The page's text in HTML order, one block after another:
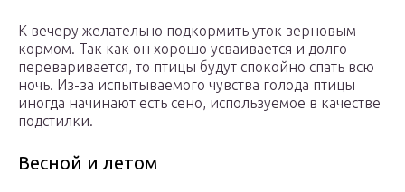
К вечеру желательно подкормить уток зерновым
кормом. Так как он хорошо усваивается и долго
переваривается, то птицы будут спокойно спать всю
ночь. Из-за испытываемого чувства голода птицы
иногда начинают есть сено, используемое в качестве
подстилки.
Весной и летом